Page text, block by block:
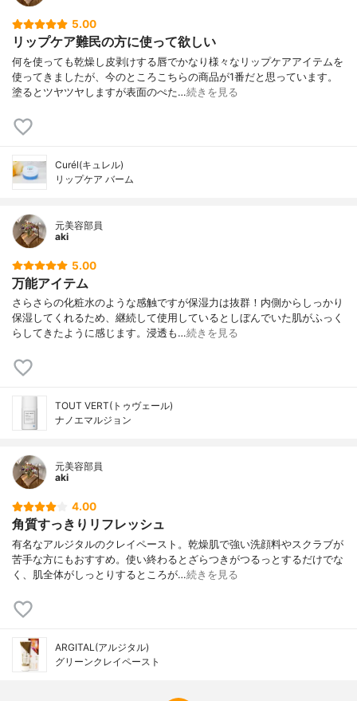
5.00
リップケア難民の方に使って欲しい
何を使っても乾燥し皮剥けする唇でかなり様々なリップケアアイテムを
使ってきましたが、今のところこちらの商品が1番だと思っています。
塗るとツヤツヤしますが表面のぺた…続きを見る
Curél(キュレル)
リップケア バーム
元美容部員
aki
5.00
万能アイテム
さらさらの化粧水のような感触ですが保湿力は抜群！内側からしっかり
保湿してくれるため、継続して使用しているとしぼんでいた肌がふっく
らしてきたように感じます。浸透も…続きを見る
TOUT VERT(トゥヴェール)
ナノエマルジョン
元美容部員
aki
4.00
角質すっきりリフレッシュ
有名なアルジタルのクレイペースト。乾燥肌で強い洗顔料やスクラブが
苦手な方にもおすすめ。使い終わるとざらつきがつるっとするだけでな
く、肌全体がしっとりするところが…続きを見る
ARGITAL(アルジタル)
グリーンクレイペースト